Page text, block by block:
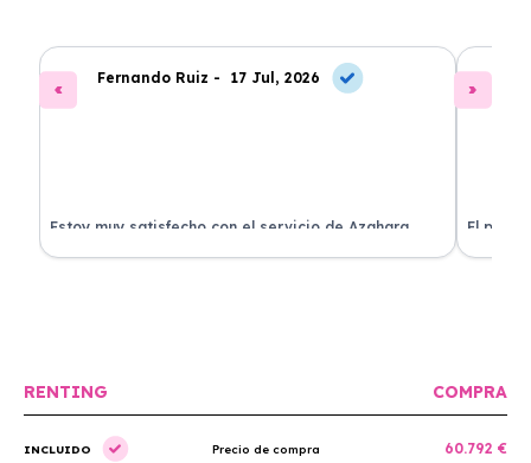
Fernando Ruiz - 17 Jul, 2026
Estoy muy satisfecho con el servicio de Azahara
Renting. El coche está en perfectas condiciones y el
El
llegó
RENTING COMPRA
INCLUIDO Precio de compra 60.792 €